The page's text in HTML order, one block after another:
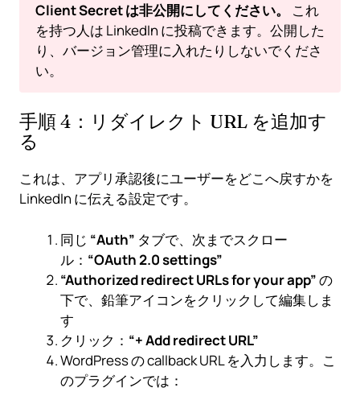
Client Secret は非公開にしてください。
これ
を持つ人は LinkedIn に投稿できます。公開した
り、バージョン管理に入れたりしないでくださ
い。
手順 4：リダイレクト URL を追加す
る
これは、アプリ承認後にユーザーをどこへ戻すかを
LinkedIn に伝える設定です。
同じ “Auth” タブで、次までスクロー
ル： “OAuth 2.0 settings”
“Authorized redirect URLs for your app”の
下で、鉛筆アイコンをクリックして編集しま
す
クリック： “+ Add redirect URL”
WordPress の callback URL を入力します。こ
のプラグインでは：